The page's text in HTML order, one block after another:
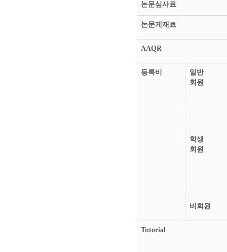
논문심사료
논문게재료
AAQR
등록비
일반
회원
학생
회원
비회원
Tutorial